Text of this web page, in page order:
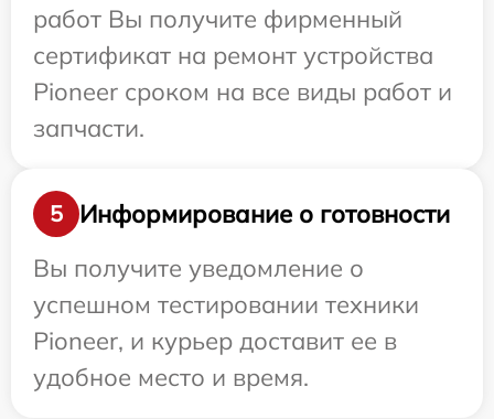
работ Вы получите фирменный
сертификат на ремонт устройства
Pioneer сроком на все виды работ и
запчасти.
5
Информирование о готовности
Вы получите уведомление о
успешном тестировании техники
Pioneer, и курьер доставит ее в
удобное место и время.